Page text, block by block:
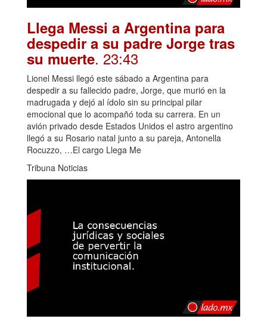
Llega Messi a Argentina para
despedir a su padre Jorge tras
su muerte. 23:43
Lionel Messi llegó este sábado a Argentina para
despedir a su fallecido padre, Jorge, que murió en la
madrugada y dejó al ídolo sin su principal pilar
emocional que lo acompañó toda su carrera. En un
avión privado desde Estados Unidos el astro argentino
llegó a su Rosario natal junto a su pareja, Antonella
Rocuzzo, …El cargo Llega Me
Tribuna Noticias